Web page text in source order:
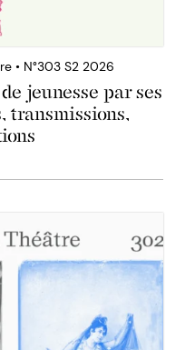
• N°303 S2 2026
jeunesse par ses
transmissions,